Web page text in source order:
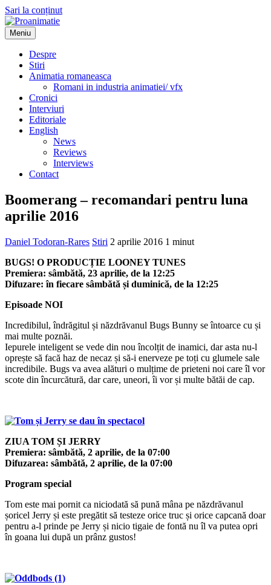
Sari la conținut
Proanimatie
Stiri despre filme de animatie
Meniu
Despre
Stiri
Animatia romaneasca
Romani in industria animatiei/ vfx
Cronici
Interviuri
Editoriale
English
News
Reviews
Interviews
Contact
Boomerang – recomandari pentru luna
aprilie 2016
Daniel Todoran-Rares Stiri 2 aprilie 2016 1 minut
BUGS! O PRODUCȚIE LOONEY TUNES
Premiera: sâmbătă, 23 aprilie, de la 12:25
Difuzare: în fiecare sâmbătă și duminică, de la 12:25
Episoade NOI
Incredibilul, îndrăgitul și năzdrăvanul Bugs Bunny se întoarce cu și
mai multe poznăi.
Iepurele inteligent se vede din nou încolțit de inamici, dar asta nu-l
oprește să facă haz de necaz și să-i enerveze pe toți cu glumele sale
incredibile. Bugs va avea alături o mulțime de prieteni noi care îl vor
scote din încurcătură, dar care, uneori, îi vor și multe bătăi de cap.
ZIUA TOM ȘI JERRY
Premiera: sâmbătă, 2 aprilie, de la 07:00
Difuzarea: sâmbătă, 2 aprilie, de la 07:00
Program special
Tom este mai pornit ca niciodată să pună mâna pe năzdrăvanul
șoricel Jerry și este pregătit să testeze orice truc și orice capcană doar
pentru a-l prinde pe Jerry și nicio tigaie de fontă nu îl va putea opri
în goana lui după un prânz gustos!